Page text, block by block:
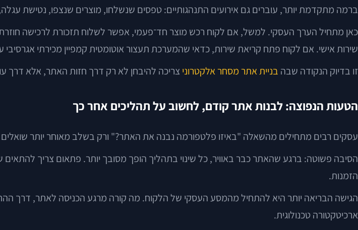
ברמה מתקדמת יותר, עוברים גם אירועים התנהגותיים: טפסים שנשלחו, מוצרים שנצפו, נטישת עגלה,
כאן מתחיל הערך העסקי. למשל, אם לקוח רכש מוצר חד־פעמי, אפשר לשלוח תזכורת לרכישה
שירות אישי. אם לקוח פתח קריאת שירות, כדאי שהמערכת תעצור אוטומטית קמפיין מכירתי
זו בדיוק הנקודה שבה בניית אתר מסחר אלקטרוני צריכה להיבחן לא רק דרך חזות האתר, אלא דרך
הטעות הנפוצה: לבנות אתר קודם, לחשוב על תהליכים אחר כך
עסקים רבים מתחילים מהשאלה "באיזו פלטפורמה נבנה את האתר?" ורק בשלב מאוחר יותר שואלים
הסיבה פשוטה: ברגע שהאתר כבר באוויר, כל שינוי בתהליך הופך מסובך יותר. פתאום צריך
הזמנות.
הגישה הבריאה יותר היא להתחיל מהמסע העסקי של הלקוח. מה קורה מרגע הכניסה לאתר, דרך
ארכיטקטורה טכנולוגית.